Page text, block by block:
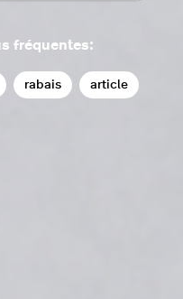
fréquentes:
rabais article